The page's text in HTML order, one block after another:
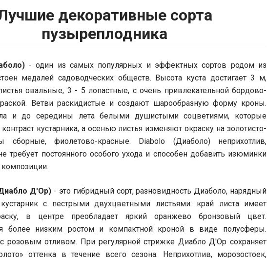
декоративные сорта
пузыреплодника
- один из самых популярных и эффектных сортов родом из
медалей садоводческих обществ. Высота куста достигает 3 м,
овальные, 3 - 5 лопастные, с очень привлекательной бордово-
Ветви раскидистые и создают шарообразную форму кроны.
и до середины лета белыми душистыми соцветиями, которые
кустарника, а осенью листья изменяют окраску на золотисто-
сборные, фиолетово-красные. Diabolo (Диаболо)
неприхотлив,
требует постоянного особого ухода и способен добавить изюминки
Д'Ор) - это гибридный сорт, разновидность Диаболо, нарядный
с пестрыми двухцветными листьями: край листа имеет
в центре преобладает яркий оранжево бронзовый цвет.
более низким ростом и компактной кроной в виде полусферы.
розовым отливом. При регулярной стрижке Диабло Д'Ор сохраняет
оттенка в течение всего сезона. Неприхотлив, морозостоек,